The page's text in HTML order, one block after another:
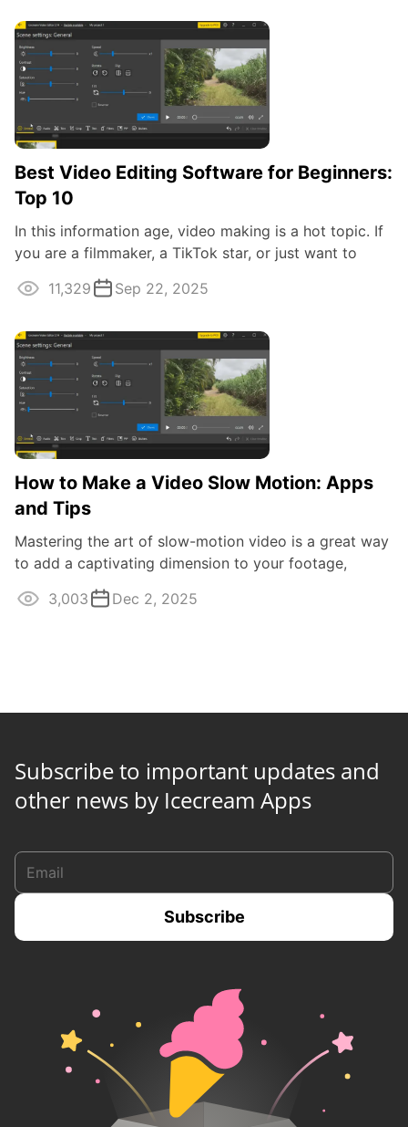
Best Video Editing Software for Beginners:
Top 10
In this information age, video making is a hot topic. If
you are a filmmaker, a TikTok star, or just want to
record a memory, you need good ...
11,329 Sep 22, 2025
How to Make a Video Slow Motion: Apps
and Tips
Mastering the art of slow-motion video is a great way
to add a captivating dimension to your footage,
transforming dull scenes into ...
3,003 Dec 2, 2025
Subscribe to important updates and
other news by Icecream Apps